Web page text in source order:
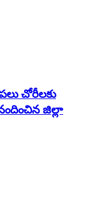
చోరీలకు
జిల్లా